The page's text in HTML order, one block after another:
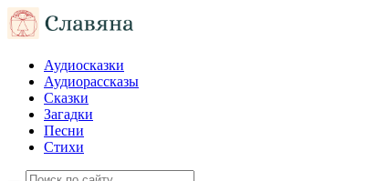
Аудиосказки
Аудиорассказы
Сказки
Загадки
Песни
Стихи